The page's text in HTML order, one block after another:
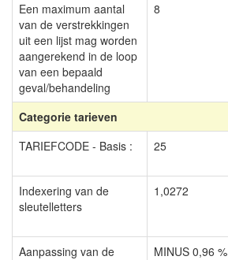
Een maximum aantal
van de verstrekkingen
uit een lijst mag worden
aangerekend in de loop
van een bepaald
geval/behandeling
8
Categorie tarieven
TARIEFCODE - Basis :
25
Indexering van de
sleutelletters
1,0272
Aanpassing van de
MINUS 0,96 %